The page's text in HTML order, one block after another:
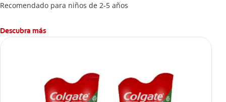
Recomendado para niños de 2-5 años
Descubra más